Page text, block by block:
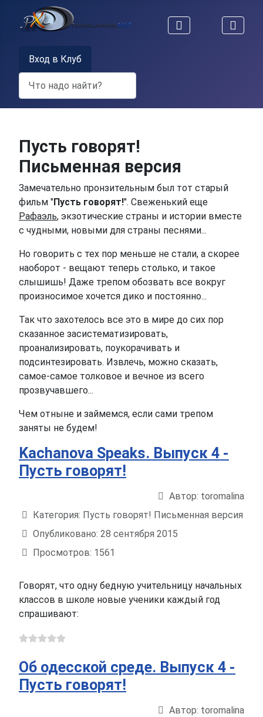
Вход в Клуб
Пусть говорят!
Письменная версия
Замечательно пронзительным был тот старый
фильм "Пусть говорят!". Свеженький еще
Рафаэль, экзотические страны и истории вместе
с чудными, новыми для страны песнями...
Но говорить с тех пор меньше не стали, а скорее
наоборот - вещают теперь столько, и такое
слышишь! Даже трепом обозвать все вокруг
произносимое хочется дико и постоянно...
Так что захотелось все это в мире до сих пор
сказанное засистематизировать,
проанализировать, поукорачивать и
подсинтезировать. Извлечь, можно сказать,
самое-самое толковое и вечное из всего
прозвучавшего...
Чем отныне и займемся, если сами трепом
заняты не будем!
Kachanova Speaks. Выпуск 4 -
Пусть говорят!
Автор: toromalina
Категория: Пусть говорят! Письменная версия
Опубликовано: 28 сентября 2015
Просмотров: 1561
Говорят, что одну бедную учительницу начальных
классов в школе новые ученики каждый год
спрашивают:
Об одесской среде. Выпуск 4 -
Пусть говорят!
Автор: toromalina